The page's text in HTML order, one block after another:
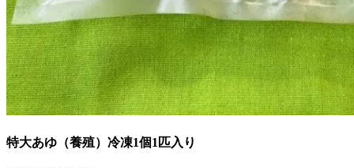
特大あゆ（養殖）冷凍1個1匹入り